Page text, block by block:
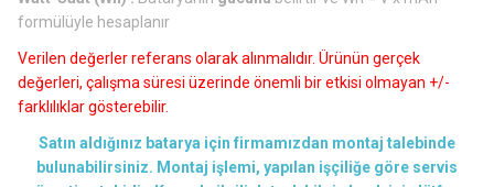
formülüyle hesaplanır
Verilen değerler referans olarak alınmalıdır. Ürünün gerçek
değerleri, çalışma süresi üzerinde önemli bir etkisi olmayan +/-
farklılıklar gösterebilir.
Satın aldığınız batarya için firmamızdan montaj talebinde
bulunabilirsiniz. Montaj işlemi, yapılan işçiliğe göre servis